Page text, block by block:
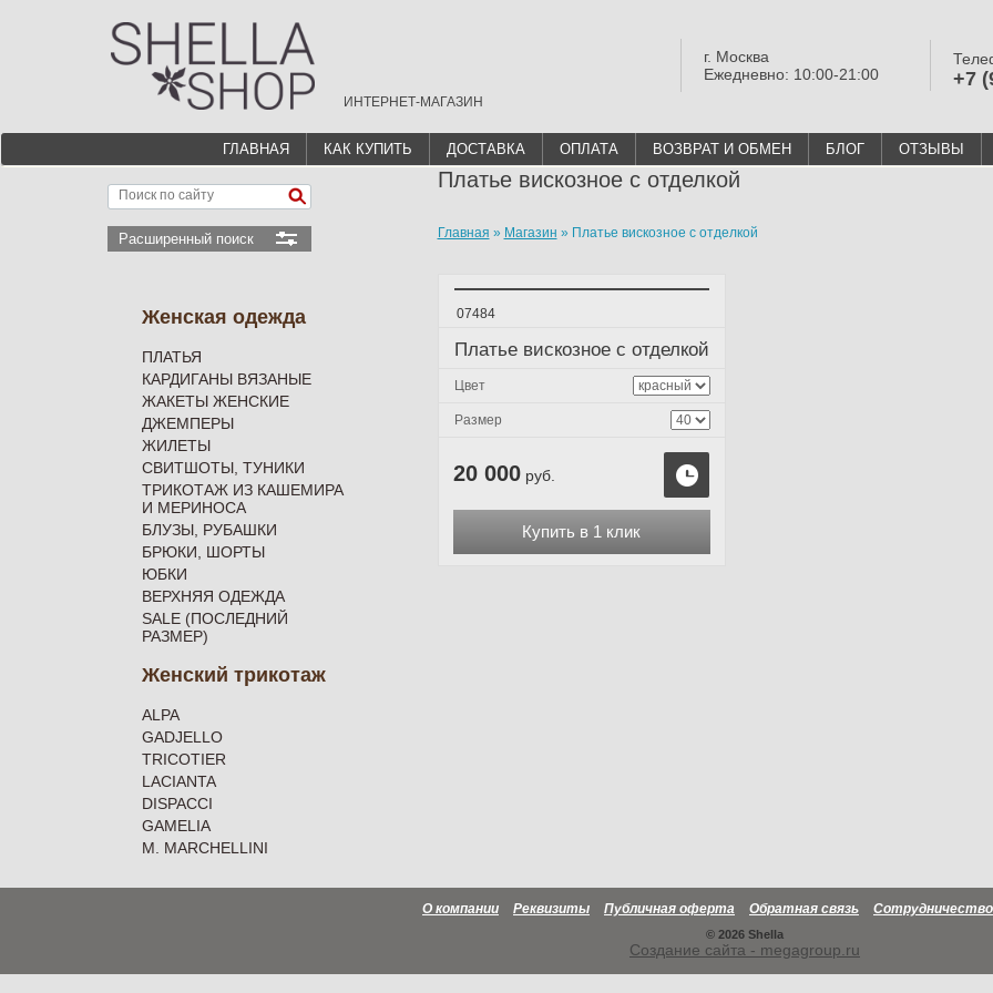
ИНТЕРНЕТ-МАГАЗИН
г. Москва
Ежедневно: 10:00-21:00
+7
ГЛАВНАЯ КАК КУПИТЬ ДОСТАВКА ОПЛАТА ВОЗВРАТ И ОБМЕН БЛОГ ОТЗЫВЫ
Расширенный поиск
Женская одежда
ПЛАТЬЯ
КАРДИГАНЫ ВЯЗАНЫЕ
ЖАКЕТЫ ЖЕНСКИЕ
ДЖЕМПЕРЫ
ЖИЛЕТЫ
СВИТШОТЫ, ТУНИКИ
ТРИКОТАЖ ИЗ КАШЕМИРА
И МЕРИНОСА
БЛУЗЫ, РУБАШКИ
БРЮКИ, ШОРТЫ
ЮБКИ
ВЕРХНЯЯ ОДЕЖДА
SALE (ПОСЛЕДНИЙ
РАЗМЕР)
Женский трикотаж
ALPA
GADJELLO
TRICOTIER
LACIANTA
DISPACCI
GAMELIA
M. MARCHELLINI
Платье вискозное с отделкой
Главная » Магазин » Платье вискозное с отделкой
07484
Платье вискозное с отделкой
Цвет
Размер
20 000руб.
Купить в 1 клик
О компании Реквизиты Публичная оферта Обратная связь Сотрудничество
© 2026 Shella
Создание сайта - megagroup.ru